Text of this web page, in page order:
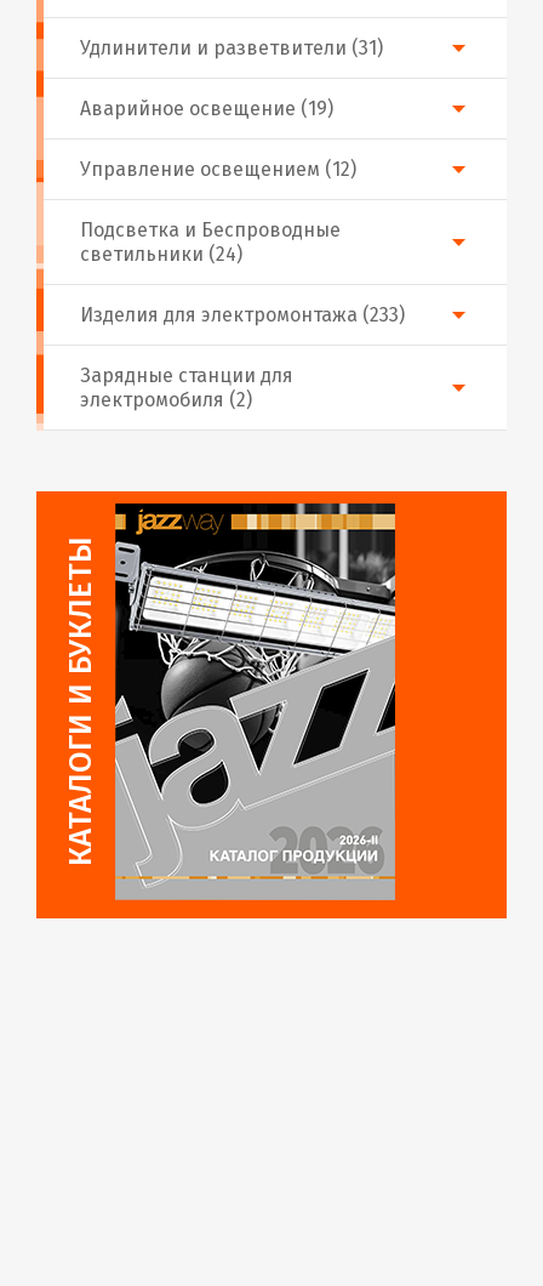
Аварийное освещение (19)
Подсветка и Беспроводные
светильники (24)
Изделия для электромонтажа (233)
Удлинители и разветвители (31)
Управление освещением (12)
Зарядные станции для
электромобиля (2)